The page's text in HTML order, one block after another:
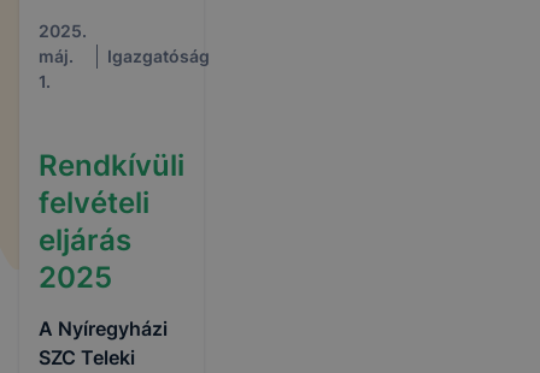
2025.
máj.
1.
Igazgatóság
Rendkívüli
felvételi
eljárás
2025
A Nyíregyházi
SZC Teleki